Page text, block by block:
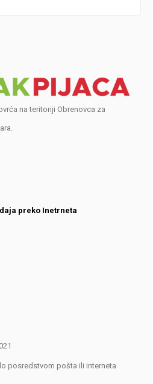
na teritoriji Obrenovca za
preko Inetrneta
posredstvom pošta ili interneta